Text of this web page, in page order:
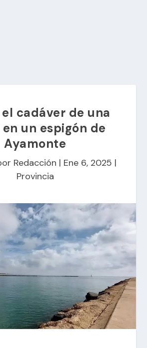
cadáver de una
un espigón de
Ayamonte
Redacción | Ene 6, 2025 |
Provincia